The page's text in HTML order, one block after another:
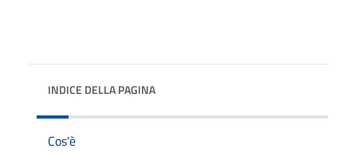
INDICE DELLA PAGINA
Cos'è